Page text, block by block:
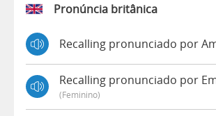
Pronúncia britânica
Recalling pronunciado por
Recalling pronunciado por
(feminino)